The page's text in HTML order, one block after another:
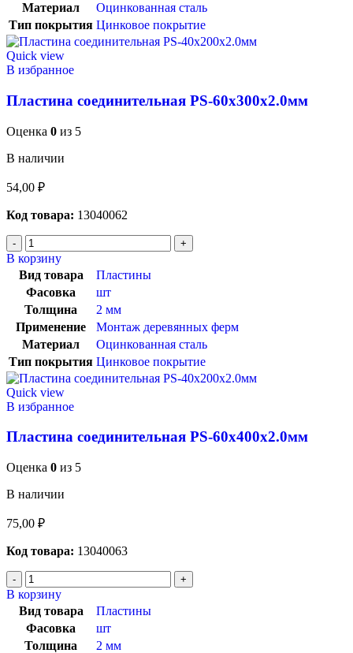
Материал
Оцинкованная сталь
Тип покрытия Цинковое покрытие
Quick view
В избранное
Пластина соединительная PS-60х300х2.0мм
Оценка 0 из 5
В наличии
54,00 ₽
Код товара: 13040062
В корзину
Вид товара
Пластины
Фасовка
шт
Толщина
2 мм
Применение
Монтаж деревянных ферм
Материал
Оцинкованная сталь
Тип покрытия Цинковое покрытие
Quick view
В избранное
Пластина соединительная PS-60х400х2.0мм
Оценка 0 из 5
В наличии
75,00 ₽
Код товара: 13040063
В корзину
Вид товара
Пластины
Фасовка
шт
Толщина
2 мм